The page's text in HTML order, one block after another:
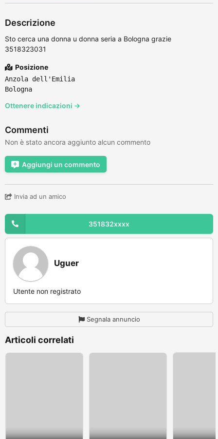
Descrizione
Sto cerca una donna u donna seria a Bologna grazie
3518323031
Posizione
Anzola dell'Emilia
Bologna
Ottenere indicazioni →
Commenti
Non è stato ancora aggiunto alcun commento
Aggiungi un commento
Invia ad un amico
351832xxxx
Uguer
Utente non registrato
Segnala annuncio
Articoli correlati